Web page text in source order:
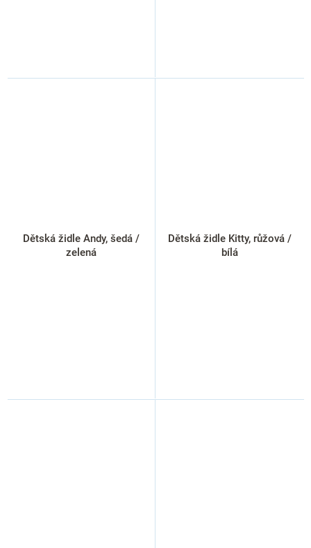
Dětská židle Andy, šedá /
zelená
Dětská židle Kitty, růžová /
bílá